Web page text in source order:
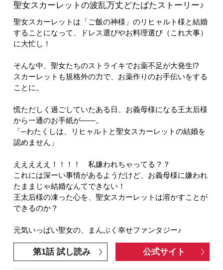
聖女スカーレットの波乱万丈どたばたストーリー♪
聖女スカーレットは「ご飯の神様」のリヒャルト様と結婚
することになって、ドレス選びやお料理選び（これ大事）
に大忙し！
そんな中、聖女たちのストライキでお薬不足が大発生!?
スカーレットも規格外の力で、お薬作りのお手伝いをする
ことに。
慌ただしく過ごしていたある日、お義母様になる王太后様
から一通のお手紙が――。
「─わたくしは、リヒャルトと聖女スカーレットの結婚を
認めません」
えええええ！！！！ 私嫌われちゃってる？？
これには深ーい事情があるようだけど、お義母様に嫌われ
たままじゃ結婚なんてできない！
王太后様の凍った心を、聖女スカーレットは溶かすことが
できるのか？
元気いっぱい聖女の、まんぷく幸せファンタジー♪
第1話 試し読み 公式サイト